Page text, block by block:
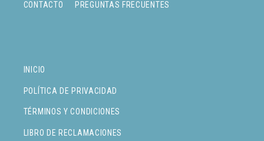
INICIO
POLÍTICA DE PRIVACIDAD
TÉRMINOS Y CONDICIONES
LIBRO DE RECLAMACIONES
CONTACTO PREGUNTAS FRECUENTES